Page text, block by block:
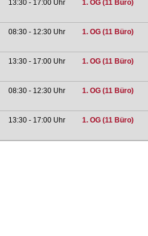
13:30 - 17:00 Uhr 1. OG (11 Büro)
08:30 - 12:30 Uhr 1. OG (11 Büro)
13:30 - 17:00 Uhr 1. OG (11 Büro)
08:30 - 12:30 Uhr 1. OG (11 Büro)
13:30 - 17:00 Uhr 1. OG (11 Büro)